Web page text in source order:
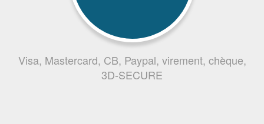
Visa, Mastercard, CB, Paypal, virement, chèque,
3D-SECURE